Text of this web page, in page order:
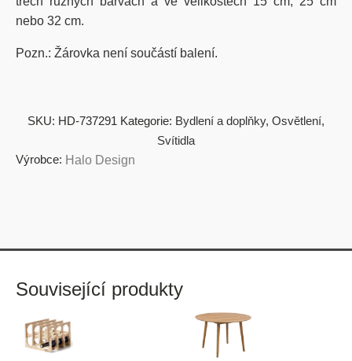
nebo 32 cm.
Pozn.: Žárovka není součástí balení.
SKU: HD-737291 Kategorie: Bydlení a doplňky, Osvětlení,
Svítidla
Výrobce: Halo Design
Související produkty